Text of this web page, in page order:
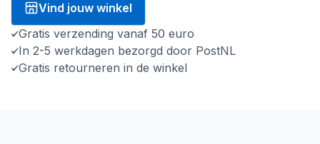
Vind jouw winkel
Gratis verzending vanaf 50 euro
In 2-5 werkdagen bezorgd door PostNL
Gratis retourneren in de winkel